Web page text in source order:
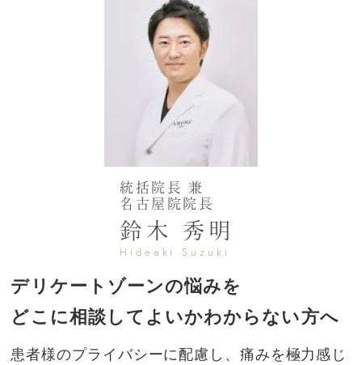
統括院長 兼
名古屋院院長
鈴木 秀明
Hideaki Suzuki
デリケートゾーンの悩みを
どこに相談してよいかわからない方へ
患者様のプライバシーに配慮し、痛みを極力感じ